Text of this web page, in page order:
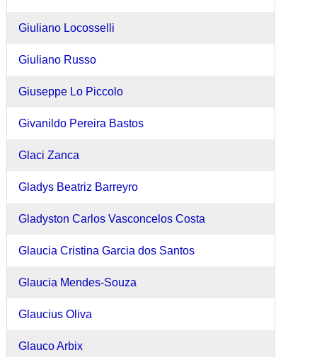
Giuliano Locosselli
Giuliano Russo
Giuseppe Lo Piccolo
Givanildo Pereira Bastos
Glaci Zanca
Gladys Beatriz Barreyro
Gladyston Carlos Vasconcelos Costa
Glaucia Cristina Garcia dos Santos
Glaucia Mendes-Souza
Glaucius Oliva
Glauco Arbix